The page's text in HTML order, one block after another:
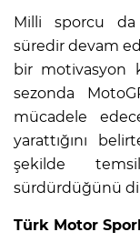
Milli sporcu da
süredir devam
bir motivasyon
sezonda
mücadele
yarattığını
şekilde
sürdürdüğünü
Türk Motor